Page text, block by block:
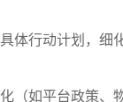
体行动计划，
（如平台政策